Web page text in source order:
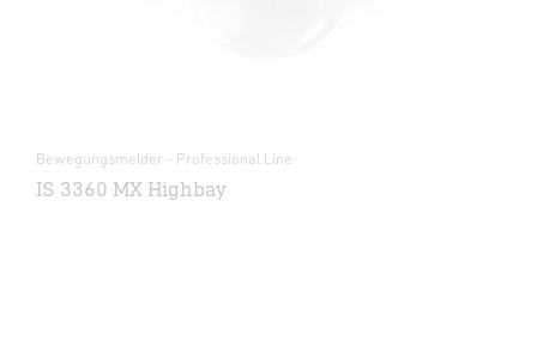
Bewegungsmelder - Professional Line
IS 3360 MX Highbay